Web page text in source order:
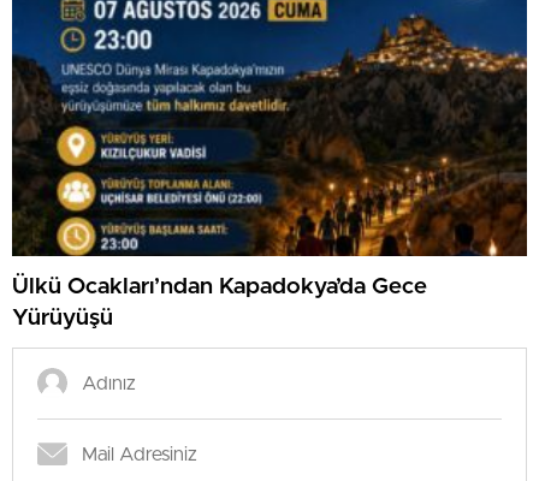
Ülkü Ocakları’ndan Kapadokya’da Gece
Yürüyüşü